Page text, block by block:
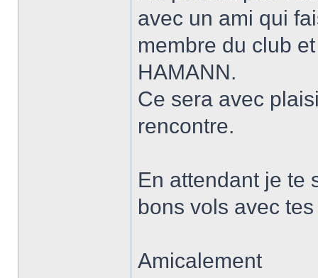
avec un ami qui
membre du club
HAMANN.
Ce sera avec
rencontre.
En attendant je te
bons vols avec
Amicalement